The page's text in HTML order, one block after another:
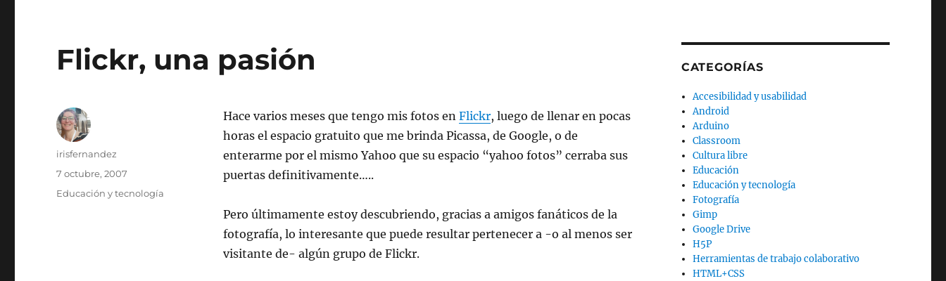
Flickr, una pasión
Hace varios meses que tengo mis fotos en Flickr, luego de llenar en pocas
horas el espacio gratuito que me brinda Picassa, de Google, o de
enterarme por el mismo Yahoo que su espacio “yahoo fotos” cerraba sus
puertas definitivamente…..
Pero últimamente estoy descubriendo, gracias a amigos fanáticos de la
fotografía, lo interesante que puede resultar pertenecer a -o al menos ser
visitante de- algún grupo de Flickr.
Autor
irisfernandez
Publicado
7 octubre, 2007
Categorías
Educación y tecnología
CATEGORÍAS
Accesibilidad y usabilidad
Android
Arduino
Classroom
Cultura libre
Educación
Educación y tecnología
Fotografía
Gimp
Google Drive
H5P
Herramientas de trabajo colaborativo
HTML+CSS